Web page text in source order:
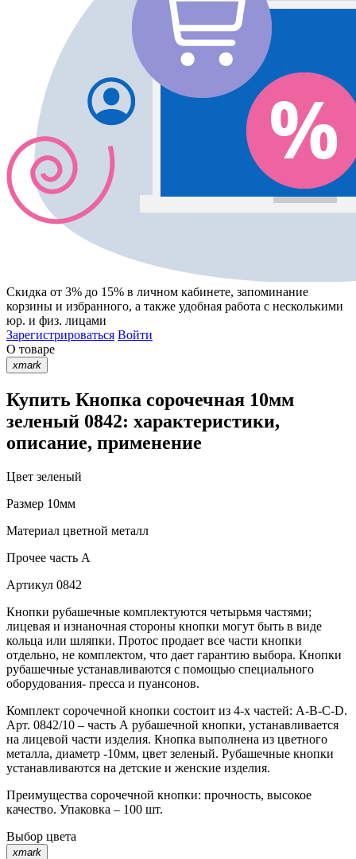
Скидка от 3% до 15% в личном кабинете, запоминание
корзины и избранного, а также удобная работа с несколькими
юр. и физ. лицами
Зарегистрироваться Войти
О товаре
xmark
Купить Кнопка сорочечная 10мм
зеленый 0842: характеристики,
описание, применение
Цвет зеленый
Размер 10мм
Материал цветной металл
Прочее часть A
Артикул 0842
Кнопки рубашечные комплектуются четырьмя частями;
лицевая и изнаночная стороны кнопки могут быть в виде
кольца или шляпки. Протос продает все части кнопки
отдельно, не комплектом, что дает гарантию выбора. Кнопки
рубашечные устанавливаются с помощью специального
оборудования- пресса и пуансонов.
Комплект сорочечной кнопки состоит из 4-х частей: А-В-С-D.
Арт. 0842/10 – часть А рубашечной кнопки, устанавливается
на лицевой части изделия. Кнопка выполнена из цветного
металла, диаметр -10мм, цвет зеленый. Рубашечные кнопки
устанавливаются на детские и женские изделия.
Преимущества сорочечной кнопки: прочность, высокое
качество. Упаковка – 100 шт.
Выбор цвета
xmark